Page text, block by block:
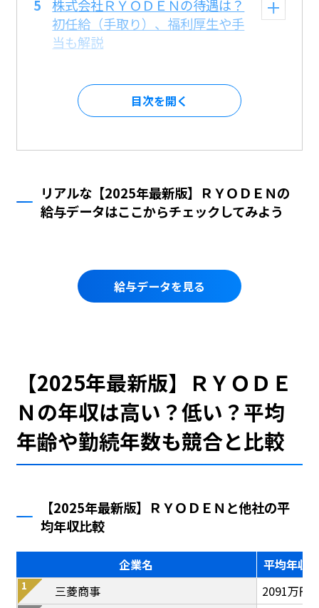
株式会社ＲＹＯＤＥＮの待遇は？
初任給（手取り）、福利厚生や手
当も解説
目次を
リアルな【2025年最新版】ＲＹＯＤＥＮの
給与データはここからチェックしてみよう
給与データを見る
【2025年最新版】ＲＹＯＤＥ
Ｎの年収は高い？低い？平均
年齢や勤続年数も競合と比較
【2025年最新版】ＲＹＯＤＥＮと他社の平
均年収比較
企業名
平均年収
三菱商事
2091万円